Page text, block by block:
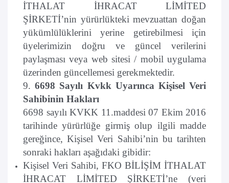
İTHALAT İHRACAT LİMİTED
ŞİRKETİ’nin yürürlükteki mevzuattan doğan
yükümlülüklerini yerine getirebilmesi için
üyelerimizin doğru ve güncel verilerini
paylaşması veya web sitesi / mobil uygulama
üzerinden güncellemesi gerekmektedir.
9.6698 Sayılı Kvkk Uyarınca Kişisel Veri
Sahibinin Hakları
6698 sayılı KVKK 11.maddesi 07 Ekim 2016
tarihinde yürürlüğe girmiş olup ilgili madde
gereğince, Kişisel Veri Sahibi’nin bu tarihten
sonraki hakları aşağıdaki gibidir:
Kişisel Veri Sahibi, FKO BİLİŞİM İTHALAT
İHRACAT LİMİTED ŞİRKETİ’ne (veri